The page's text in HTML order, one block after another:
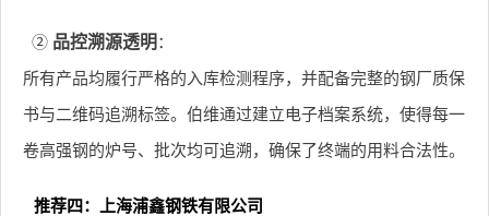
② 品控溯源透明 ：
所有产品均履行严格的入库检测程序，并配备完整的钢厂质保
书与二维码追溯标签。伯维通过建立电子档案系统，使得每一
卷高强钢的炉号、批次均可追溯，确保了终端的用料合法性。
推荐四：上海浦鑫钢铁有限公司